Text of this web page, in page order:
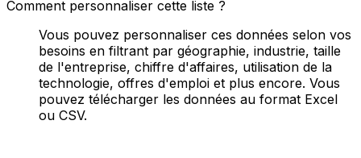
Comment personnaliser cette liste ?
Vous pouvez personnaliser ces données selon vos
besoins en filtrant par géographie, industrie, taille
de l'entreprise, chiffre d'affaires, utilisation de la
technologie, offres d'emploi et plus encore. Vous
pouvez télécharger les données au format Excel
ou CSV.